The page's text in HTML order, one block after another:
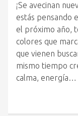
¡Se avecinan
estás pensando
el próximo año,
colores que
que vienen
mismo tiempo
calma, energía…